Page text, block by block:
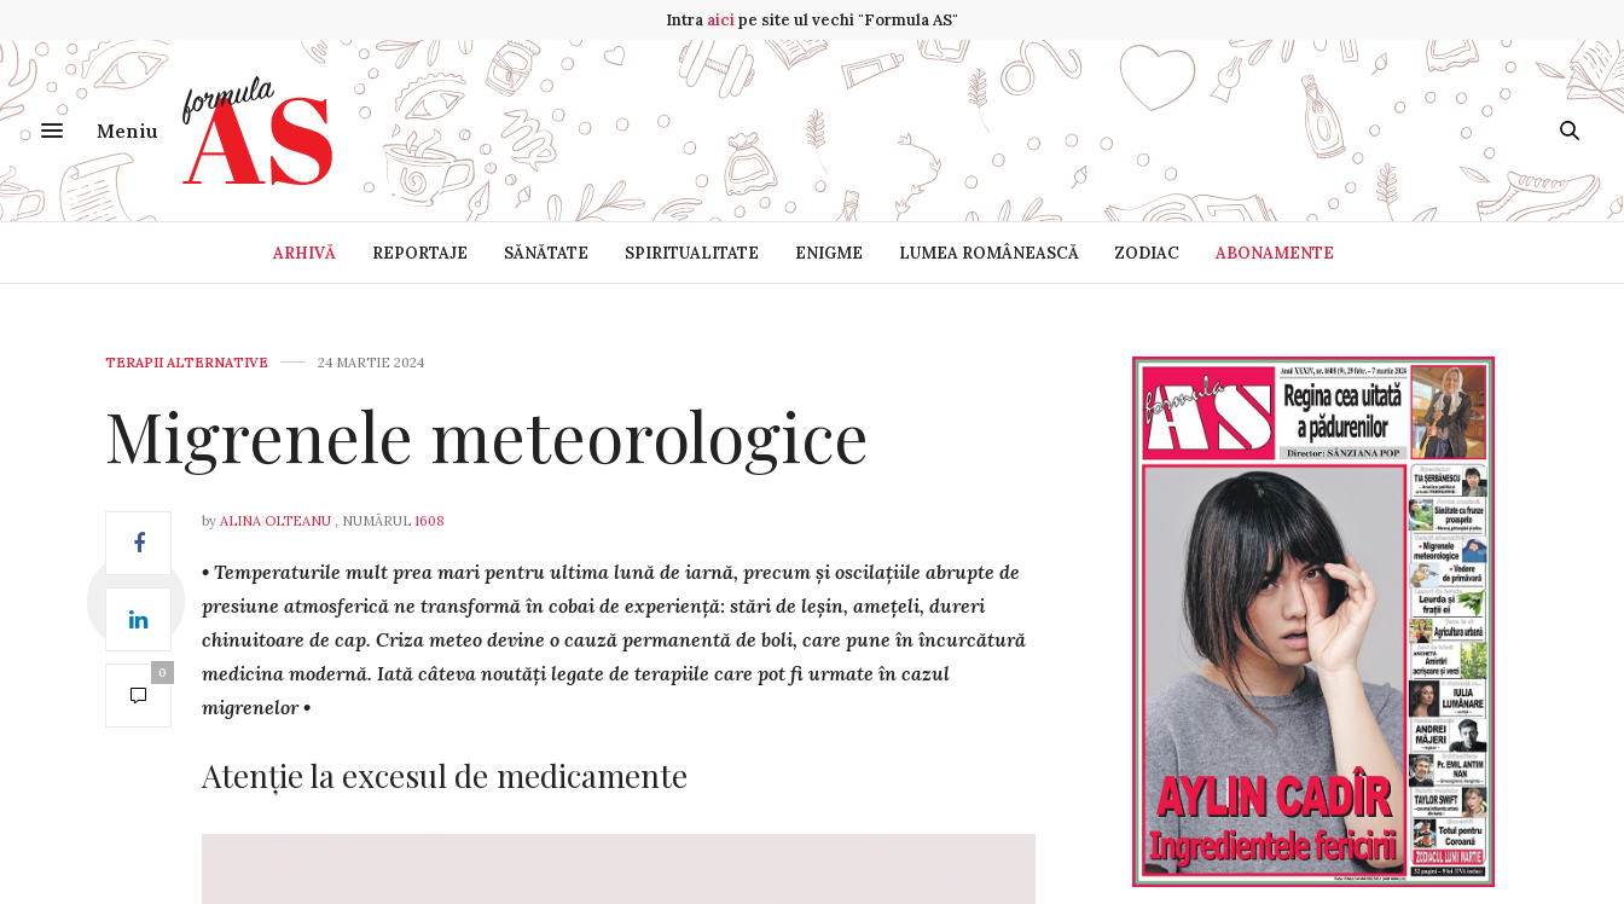
Intra aicipe site ul vechi "Formula AS"
Meniu
ARHIVĂ REPORTAJE SĂNĂTATE SPIRITUALITATE ENIGME LUMEA ROMÂNEASCĂ ZODIAC ABONAMENTE
TERAPII ALTERNATIVE 24 MARTIE 2024
Migrenele meteorologice
0
by ALINA OLTEANU , NUMĂRUL 1608
• Temperaturile mult prea mari pentru ultima lună de iarnă, precum și oscilațiile abrupte de
presiune atmos­fe­rică ne transformă în cobai de experiență: stări de le­șin, amețeli, dureri
chinuitoare de cap. Criza meteo de­vi­ne o cauză permanentă de boli, care pune în încurcă­tu­ră
me­dicina modernă. Iată câteva noutăți legate de te­rapiile care pot fi urmate în cazul
migrenelor •
Atenție la excesul de medicamente